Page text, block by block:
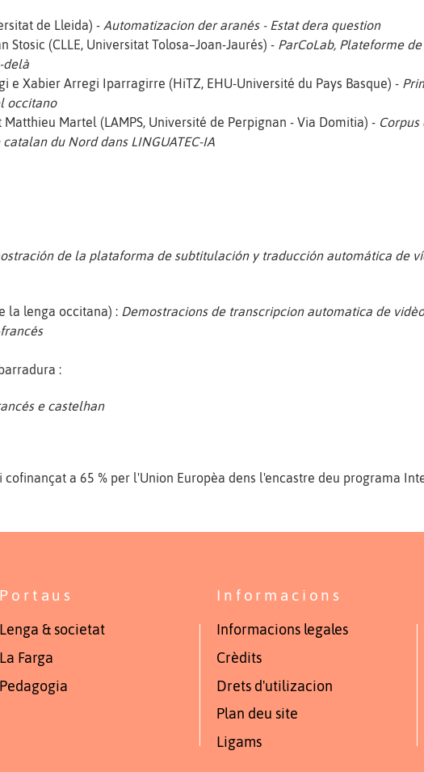
de Lleida) - Automatizacion der aranés - Estat dera question
Stosic (CLLE, Universitat Tolosa–Joan-Jaurés) - ParCoLab, Plateforme
delà
e Xabier Arregi Iparragirre (HiTZ, EHU-Université du Pays Basque) -
occitano
Matthieu Martel (LAMPS, Université de Perpignan - Via Domitia) -
du Nord dans LINGUATEC-IA
de la plataforma de subtitulación y traducción automática de
la lenga occitana) : Demostracions de transcripcion automatica de
:
e castelhan
cofinançat a 65 % per l'Union Europèa dens l'encastre deu programa
Portaus
Lenga & societat
La Farga
Pedagogia
Informacions
Informacions legales
Crèdits
Drets d'utilizacion
Plan deu site
Ligams